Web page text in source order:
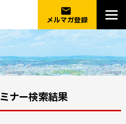
email
メルマガ登録
ナー検索結果